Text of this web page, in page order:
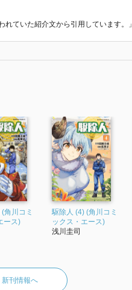
ていた紹介文から引用しています。」
角川コミ
ース)
駆除人 (4) (角川コミ
ックス・エース)
浅川圭司
刊情報へ